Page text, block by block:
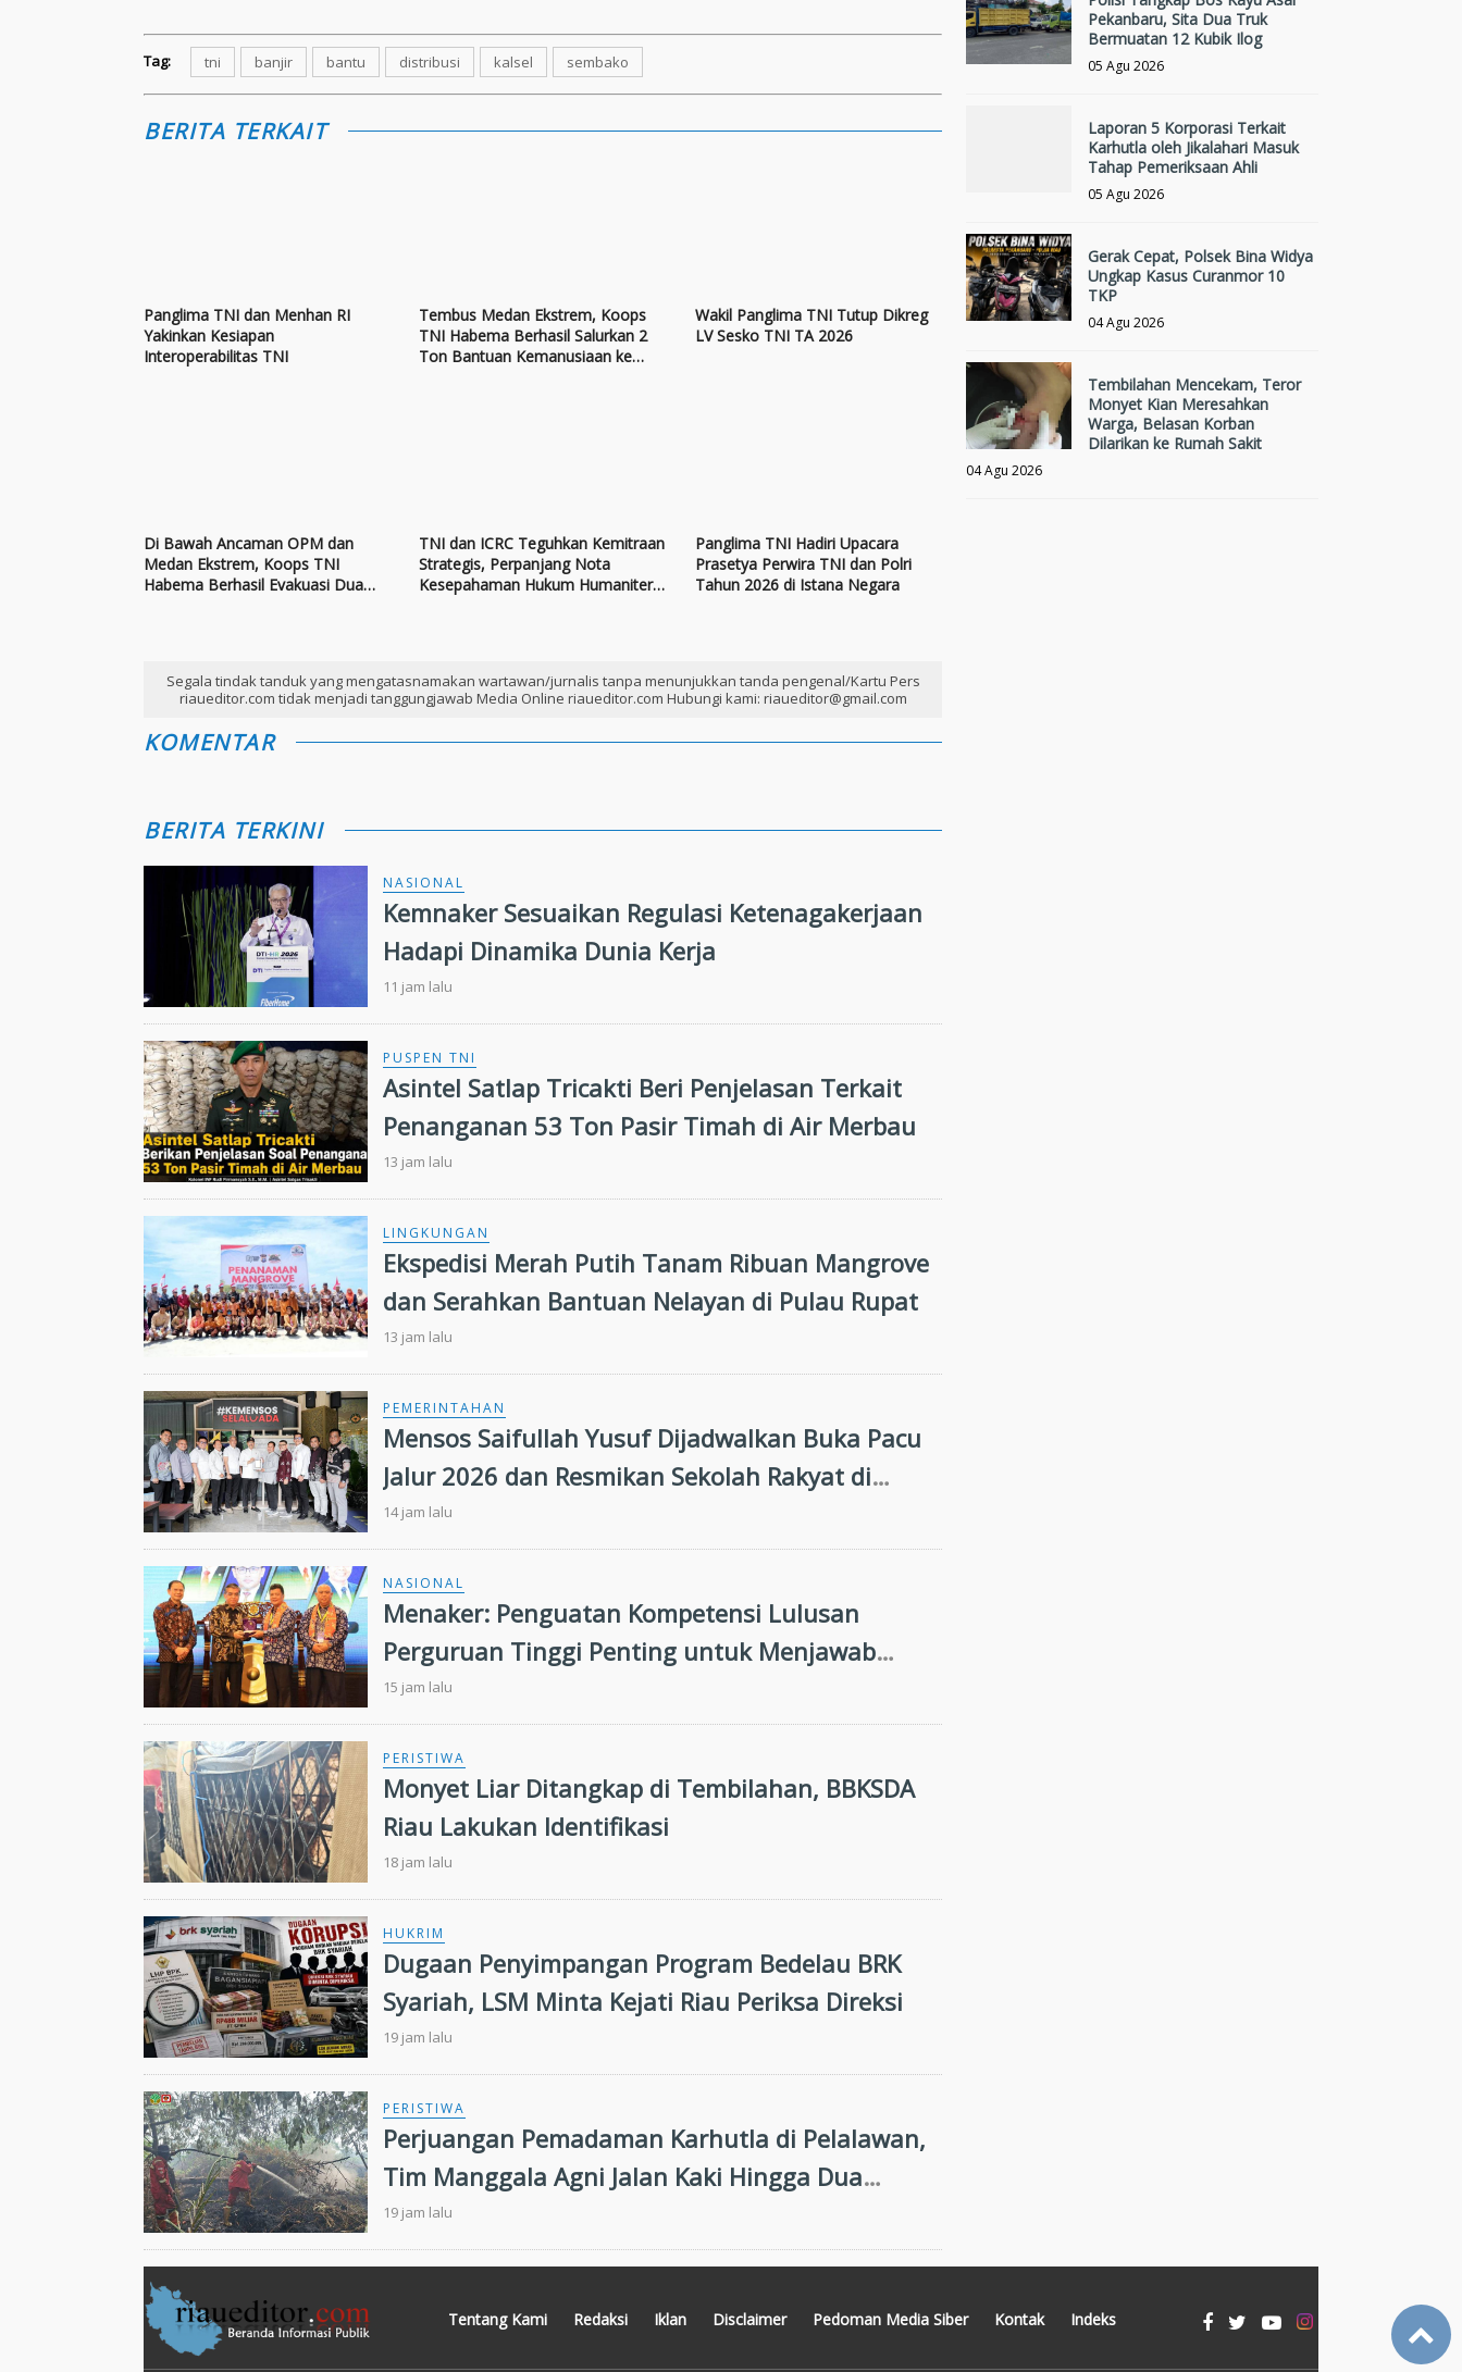
Tag: tni banjir bantu distribusi kalsel sembako
BERITA TERKAIT
Panglima TNI dan Menhan RI
Yakinkan Kesiapan
Interoperabilitas TNI
Tembus Medan Ekstrem, Koops
TNI Habema Berhasil Salurkan 2
Ton Bantuan Kemanusiaan ke
Wakil Panglima TNI Tutup Dikreg
LV Sesko TNI TA 2026
Di Bawah Ancaman OPM dan
Medan Ekstrem, Koops TNI
Habema Berhasil Evakuasi Dua
TNI dan ICRC Teguhkan Kemitraan
Strategis, Perpanjang Nota
Kesepahaman Hukum Humaniter
Panglima TNI Hadiri Upacara
Prasetya Perwira TNI dan Polri
Tahun 2026 di Istana Negara
Segala tindak tanduk yang mengatasnamakan wartawan/jurnalis tanpa menunjukkan tanda pengenal/Kartu Pers
riaueditor.com tidak menjadi tanggungjawab Media Online riaueditor.com Hubungi kami: riaueditor@gmail.com
KOMENTAR
BERITA TERKINI
NASIONAL
Kemnaker Sesuaikan Regulasi Ketenagakerjaan
Hadapi Dinamika Dunia Kerja
11 jam lalu
PUSPEN TNI
Asintel Satlap Tricakti Beri Penjelasan Terkait
Penanganan 53 Ton Pasir Timah di Air Merbau
13 jam lalu
LINGKUNGAN
Ekspedisi Merah Putih Tanam Ribuan Mangrove
dan Serahkan Bantuan Nelayan di Pulau Rupat
13 jam lalu
PEMERINTAHAN
Mensos Saifullah Yusuf Dijadwalkan Buka Pacu
Jalur 2026 dan Resmikan Sekolah Rakyat di
Kuansing
14 jam lalu
NASIONAL
Menaker: Penguatan Kompetensi Lulusan
Perguruan Tinggi Penting untuk Menjawab
Kebutuhan Dunia Kerja
15 jam lalu
PERISTIWA
Monyet Liar Ditangkap di Tembilahan, BBKSDA
Riau Lakukan Identifikasi
18 jam lalu
HUKRIM
Dugaan Penyimpangan Program Bedelau BRK
Syariah, LSM Minta Kejati Riau Periksa Direksi
19 jam lalu
PERISTIWA
Perjuangan Pemadaman Karhutla di Pelalawan,
Tim Manggala Agni Jalan Kaki Hingga Dua
Kilometer
19 jam lalu
Pekanbaru, Sita Dua Truk
Bermuatan 12 Kubik Ilog
05 Agu 2026
Laporan 5 Korporasi Terkait
Karhutla oleh Jikalahari Masuk
Tahap Pemeriksaan Ahli
05 Agu 2026
Gerak Cepat, Polsek Bina Widya
Ungkap Kasus Curanmor 10
TKP
04 Agu 2026
Tembilahan Mencekam, Teror
Monyet Kian Meresahkan
Warga, Belasan Korban
Dilarikan ke Rumah Sakit
04 Agu 2026
Tentang Kami Redaksi Iklan Disclaimer Pedoman Media Siber Kontak Indeks